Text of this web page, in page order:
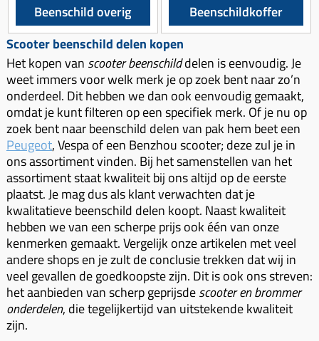
Spanningsregelaar
Toerenbegrenzer
Remlichtschakelaar
Verlichting
Led verlichting
Luchtfilter (delen)
Luchtfilter deksel
Motor blokken
Membraan (delen)
Motorblok (delen)
Pakking (sets)
Vlotterbak pakking
Powerfilter
Schakel (delen)
Sproeiers
Spruitstuk (delen)
Uitlaten compleet
Uitlaat (delen)
Km teller kabel
Kickstart deksel
Kickstartpedaal
Kickstart ronsel
Schokbrekers
Spiegels
Stuurschakelaar
Stuur (delen)
Remblokken
Rem (delen)
Remgrepen en remhendels
Remhevels
Kinderzitje (scooter)
Olie-onderhoudsmiddelen
Oppakbeugel
Scooter alarm
Scooterhoezen
Scooter Kleding
Crossbril
Stickers
Stuurslot
Regenkleding
Rugsteun
Vespa accessoires
Beenschild overig
Beenschildkoffer
Scooter beenschild delen kopen
Het kopen van scooter beenschilddelen is eenvoudig. Je
weet immers voor welk merk je op zoek bent naar zo’n
onderdeel. Dit hebben we dan ook eenvoudig gemaakt,
omdat je kunt filteren op een specifiek merk. Of je nu op
zoek bent naar beenschild delen van pak hem beet een
Peugeot, Vespa of een Benzhou scooter; deze zul je in
ons assortiment vinden. Bij het samenstellen van het
assortiment staat kwaliteit bij ons altijd op de eerste
plaatst. Je mag dus als klant verwachten dat je
kwalitatieve beenschild delen koopt. Naast kwaliteit
hebben we van een scherpe prijs ook één van onze
kenmerken gemaakt. Vergelijk onze artikelen met veel
andere shops en je zult de conclusie trekken dat wij in
veel gevallen de goedkoopste zijn. Dit is ook ons streven:
het aanbieden van scherp geprijsdescooter en brommer
onderdelen, die tegelijkertijd van uitstekende kwaliteit
zijn.